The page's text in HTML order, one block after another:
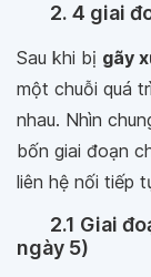
2. 4 giai
Sau khi bị gãy
một chuỗi quá
nhau. Nhìn
bốn giai đoạn
liên hệ nối tiếp
2.1 Giai
ngày 5)